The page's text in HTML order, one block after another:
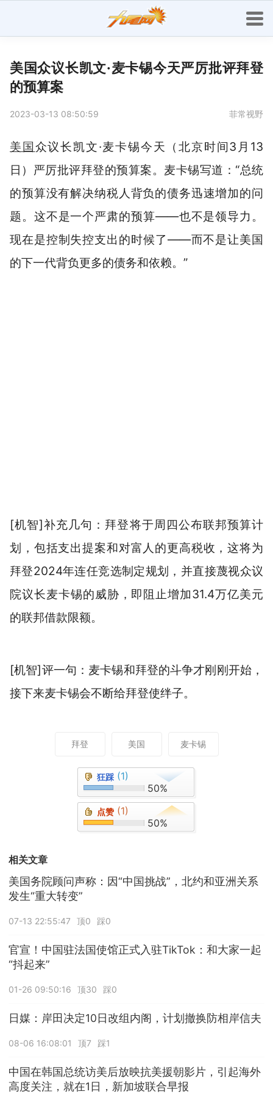
美国众议长凯文·麦卡锡今天严厉批评拜登
的预算案
2023-03-13 08:50:59 菲常视野
美国众议长凯文·麦卡锡今天（北京时间3月13
日）严厉批评拜登的预算案。麦卡锡写道：“总统
的预算没有解决纳税人背负的债务迅速增加的问
题。这不是一个严肃的预算——也不是领导力。
现在是控制失控支出的时候了——而不是让美国
的下一代背负更多的债务和依赖。”
[机智]补充几句：拜登将于周四公布联邦预算计
划，包括支出提案和对富人的更高税收，这将为
拜登2024年连任竞选制定规划，并直接蔑视众议
院议长麦卡锡的威胁，即阻止增加31.4万亿美元
的联邦借款限额。
[机智]评一句：麦卡锡和拜登的斗争才刚刚开始，
接下来麦卡锡会不断给拜登使绊子。
拜登 美国 麦卡锡
狂踩 (1)
50%
点赞 (1)
50%
相关文章
美国务院顾问声称：因“中国挑战”，北约和亚洲关系
发生“重大转变”
07-13 22:55:47 顶0 踩0
官宣！中国驻法国使馆正式入驻TikTok：和大家一起
“抖起来”
01-26 09:50:16 顶30 踩0
日媒：岸田决定10日改组内阁，计划撤换防相岸信夫
08-06 16:08:01 顶7 踩1
中国在韩国总统访美后放映抗美援朝影片，引起海外
高度关注，就在1日，新加坡联合早报